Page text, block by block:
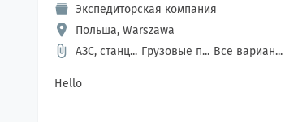
Экспедиторская компания
Польша, Warszawa
АЗС, станц... Грузовые п... Все вариан...
Hello